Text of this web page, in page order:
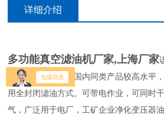
详细介绍
多功能真空滤油机厂家,上海厂家
各项技术指标达到国内同类产品较高水平
用全封闭滤油方式。可带电作业，可同时
气，广泛用于电厂，工矿企业净化变压器